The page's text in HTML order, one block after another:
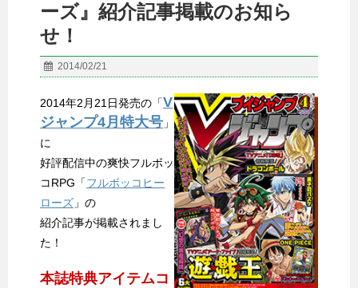
ーズ』紹介記事掲載のお知ら
せ！
2014/02/21
2014年2月21日発売の「V
ジャンプ4月特大号 」
に
好評配信中の爽快フルボッ
コRPG「フルボッコヒー
ローズ 」の
紹介記事が掲載されまし
た！
本誌特典アイテムコ